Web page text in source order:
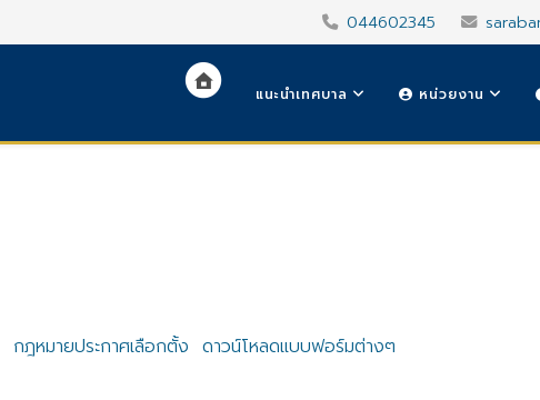
044602345
แนะนำเทศบาล หน่วยงาน
กฎหมายประกาศเลือกตั้ง ดาวน์โหลดแบบฟอร์มต่างๆ